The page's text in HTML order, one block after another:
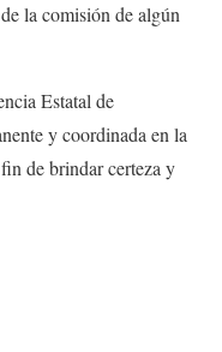
la comisión de algún
Estatal de
y coordinada en la
de brindar certeza y